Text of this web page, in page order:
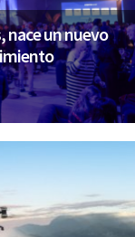
nace un nuevo